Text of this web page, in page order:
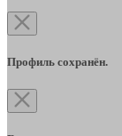
Профиль сохранён.